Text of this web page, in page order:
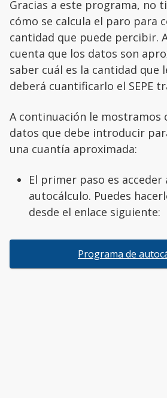
Gracias a este programa, no
cómo se calcula el paro para
cantidad que puede percibir.
cuenta que los datos son
saber cuál es la cantidad que
deberá cuantificarlo el SEPE
A continuación le mostramos
datos que debe introducir
una cuantía aproximada:
El primer paso es
autocálculo. Puedes
desde el enlace siguiente:
Programa de